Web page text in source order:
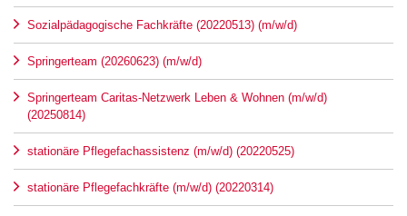
Sozialpädagogische Fachkräfte (20220513) (m/w/d)
Springerteam (20260623) (m/w/d)
Springerteam Caritas-Netzwerk Leben & Wohnen (m/w/d)
(20250814)
stationäre Pflegefachassistenz (m/w/d) (20220525)
stationäre Pflegefachkräfte (m/w/d) (20220314)